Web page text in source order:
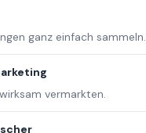
ganz einfach sammeln.
vermarkten.